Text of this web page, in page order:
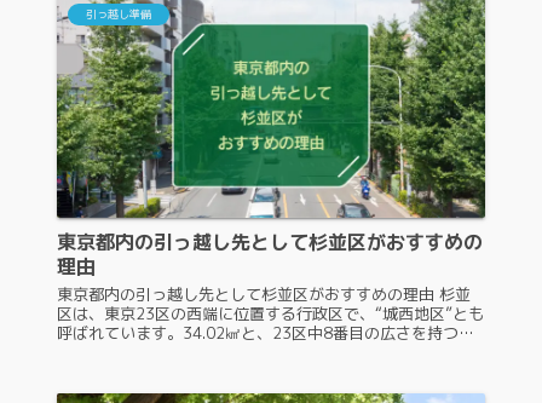
引っ越し準備
東京都内の引っ越し先として杉並区がおすすめの
理由
東京都内の引っ越し先として杉並区がおすすめの理由 杉並
区は、東京23区の西端に位置する行政区で、“城西地区”とも
呼ばれています。34.02㎢と、23区中8番目の広さを持つ住